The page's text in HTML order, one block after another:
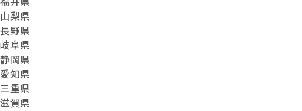
山梨県
長野県
岐阜県
静岡県
愛知県
三重県
滋賀県